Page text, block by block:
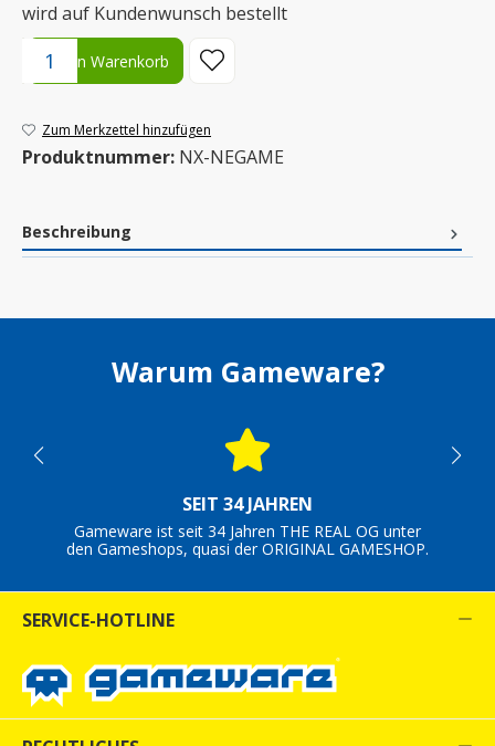
wird auf Kundenwunsch bestellt
Produkt Anzahl: Gib den gewünschten Wert ein oder benutze
In den Warenkorb
Zum Merkzettel hinzufügen
Produktnummer: NX-NEGAME
Beschreibung
Warum Gameware?
SEIT 34 JAHREN
Gameware ist seit 34 Jahren THE REAL OG unter
den Gameshops, quasi der ORIGINAL GAMESHOP.
SERVICE-HOTLINE